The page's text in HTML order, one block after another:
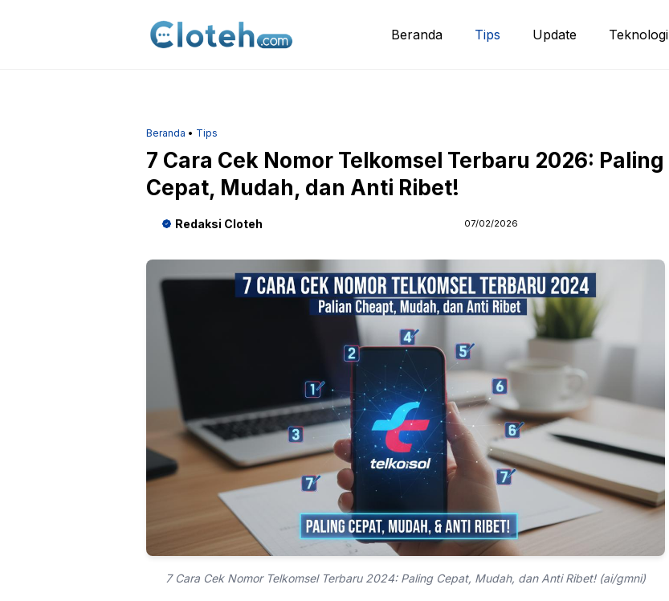
Beranda Tips Update Teknologi
Beranda • Tips
7 Cara Cek Nomor Telkomsel Terbaru 2026: Paling
Cepat, Mudah, dan Anti Ribet!
Redaksi Cloteh 07/02/2026
7 Cara Cek Nomor Telkomsel Terbaru 2024: Paling Cepat, Mudah, dan Anti Ribet! (ai/gmni)